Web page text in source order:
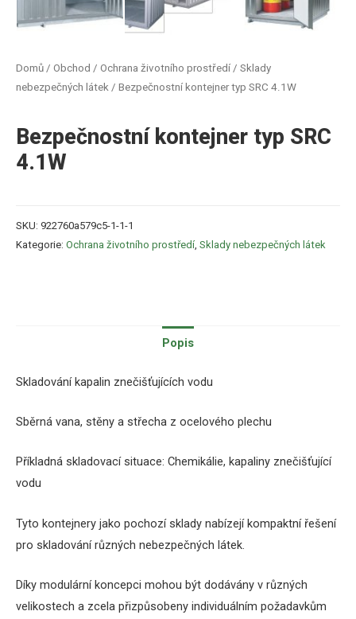
Domů / Obchod / Ochrana životního prostředí / Sklady
nebezpečných látek / Bezpečnostní kontejner typ SRC 4.1W
Bezpečnostní kontejner typ SRC
4.1W
SKU: 922760a579c5-1-1-1
Kategorie: Ochrana životního prostředí Sklady nebezpečných látek
Popis
Skladování kapalin znečišťujících vodu
Sběrná vana, stěny a střecha z ocelového plechu
Příkladná skladovací situace: Chemikálie, kapaliny znečišťující
vodu
Tyto kontejnery jako pochozí sklady nabízejí kompaktní řešení
pro skladování různých nebezpečných látek.
Díky modulární koncepci mohou být dodávány v různých
velikostech a zcela přizpůsobeny individuálním požadavkům